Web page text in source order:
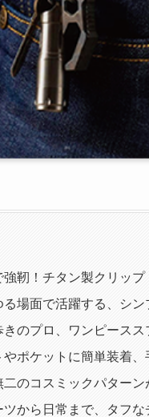
強靭！チタン製クリップ
る場面で活躍する、シ
きのプロ、ワンピース
やポケットに簡単装着
二のコスミックパター
ツから日常まで、タフ